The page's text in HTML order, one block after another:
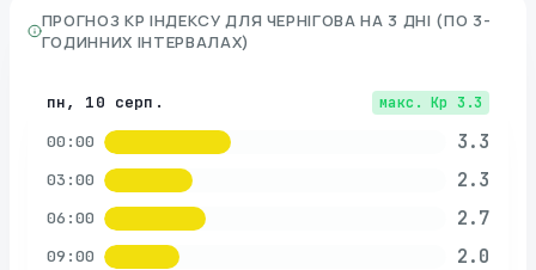
ПРОГНОЗ KP ІНДЕКСУ ДЛЯ ЧЕРНІГОВА НА 3 ДНІ (ПО 3-
ГОДИННИХ ІНТЕРВАЛАХ)
пн, 10 серп. макс. Kp 3.3
00:00 3.3
03:00 2.3
06:00 2.7
09:00 2.0